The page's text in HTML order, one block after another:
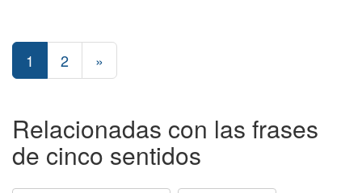
1 2 »
Relacionadas con las frases
de cinco sentidos